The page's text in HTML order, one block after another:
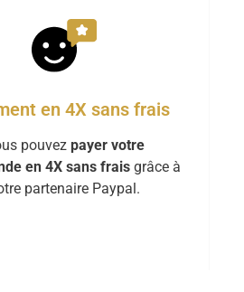
en 4X sans frais
pouvez payer votre
en 4X sans fraisgrâce à
partenaire Paypal.